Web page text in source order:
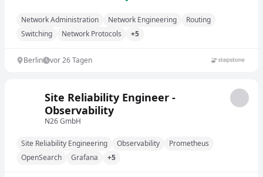
Network Administration Network Engineering
Routing
Switching
Network Protocols +5
Berlin vor 26 Tagen
Site Reliability Engineer -
Observability
N26 GmbH
Site Reliability Engineering Observability
Prometheus
OpenSearch
Grafana +5